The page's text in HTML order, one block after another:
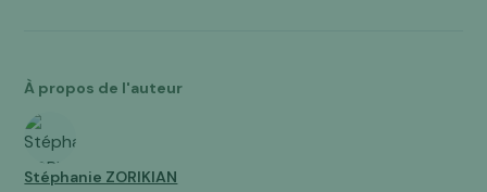
À propos de l'auteur
Stéphanie ZORIKIAN